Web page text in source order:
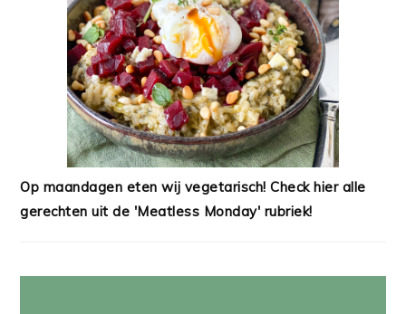
Op maandagen eten wij vegetarisch! Check hier alle
gerechten uit de 'Meatless Monday' rubriek!